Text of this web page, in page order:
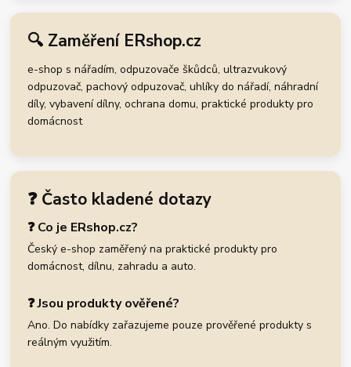
🔍 Zaměření ERshop.cz
e-shop s nářadím, odpuzovače škůdců, ultrazvukový
odpuzovač, pachový odpuzovač, uhlíky do nářadí, náhradní
díly, vybavení dílny, ochrana domu, praktické produkty pro
domácnost
❓ Často kladené dotazy
❓ Co je ERshop.cz?
Český e-shop zaměřený na praktické produkty pro
domácnost, dílnu, zahradu a auto.
❓ Jsou produkty ověřené?
Ano. Do nabídky zařazujeme pouze prověřené produkty s
reálným využitím.